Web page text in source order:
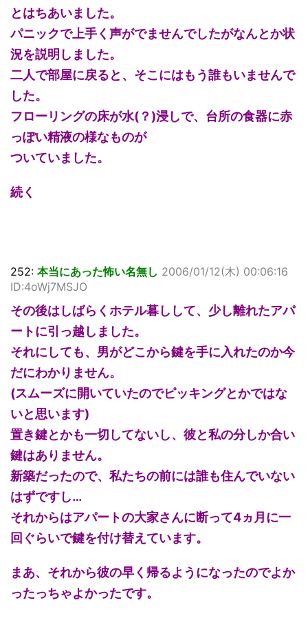
とはちあいました。
パニックで上手く声がでませんでしたがなんとか状
況を説明しました。
二人で部屋に戻ると、そこにはもう誰もいませんで
した。
フローリングの床が水(？)浸しで、台所の食器に赤
っぽい精液の様なものが
ついていました。
続く
252: 本当にあった怖い名無し 2006/01/12(木) 00:06:16
ID:4oWj7MSJO
その後はしばらくホテル暮しして、少し離れたアパ
ートに引っ越しました。
それにしても、男がどこから鍵を手に入れたのか今
だにわかりません。
(スムーズに開いていたのでピッキングとかではな
いと思います)
置き鍵とかも一切してないし、彼と私の分しか合い
鍵はありません。
新築だったので、私たちの前には誰も住んでいない
はずですし…
それからはアパートの大家さんに断って4ヵ月に一
回ぐらいで鍵を付け替えています。
まあ、それから彼の早く帰るようになったのでよか
ったっちゃよかったです。